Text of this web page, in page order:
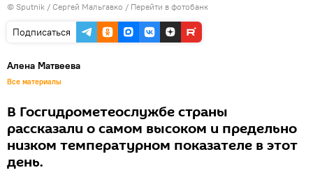
© Sputnik / Сергей Мальгавко / Перейти в фотобанк
Подписаться
Алена Матвеева
Все материалы
В Госгидрометеослужбе страны
рассказали о самом высоком и предельно
низком температурном показателе в этот
день.